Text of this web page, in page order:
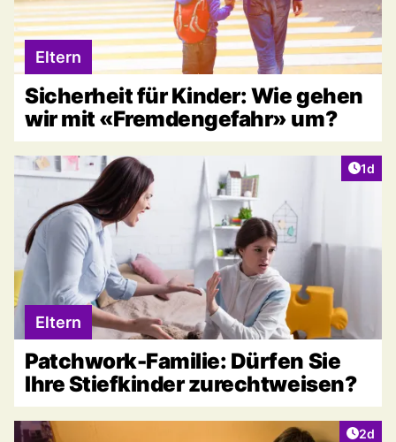
Eltern
Sicherheit für Kinder: Wie gehen
wir mit «Fremdengefahr» um?
1d
Eltern
Patchwork-Familie: Dürfen Sie
Ihre Stiefkinder zurechtweisen?
2d